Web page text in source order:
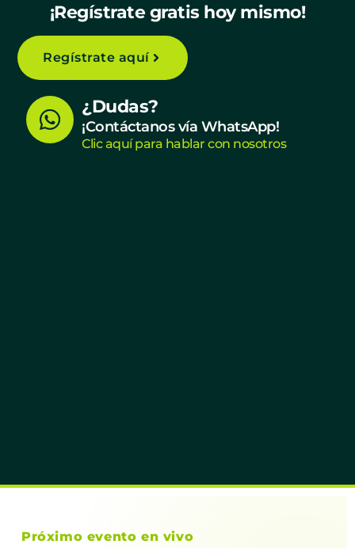
¡Regístrate gratis hoy mismo!
Regístrate aquí
W
h
¿Dudas?
¡Contáctanos vía WhatsApp!
Clic aquí para hablar con nosotros
Próximo evento en vivo